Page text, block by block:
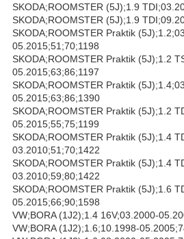
SKODA;ROOMSTER (5J);1.9
SKODA;ROOMSTER (5J);1.9
SKODA;ROOMSTER Praktik
05.2015;51;70;1198
SKODA;ROOMSTER Praktik (5J);1.2
05.2015;63;86;1197
SKODA;ROOMSTER Praktik
05.2015;63;86;1390
SKODA;ROOMSTER Praktik (5J);1.2
05.2015;55;75;1199
SKODA;ROOMSTER Praktik (5J);1.4
03.2010;51;70;1422
SKODA;ROOMSTER Praktik (5J);1.4
03.2010;59;80;1422
SKODA;ROOMSTER Praktik (5J);1.6
05.2015;66;90;1598
VW;BORA (1J2);1.4 16V;03.2000-
VW;BORA (1J2);1.6;10.1998-